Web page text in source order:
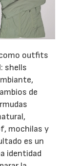
outfits
shells
de
mochilas y
es un
identidad